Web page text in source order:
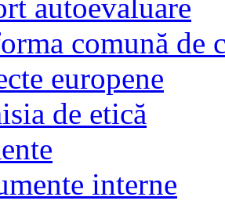
autoevaluare
comună de
europene
de etică
interne